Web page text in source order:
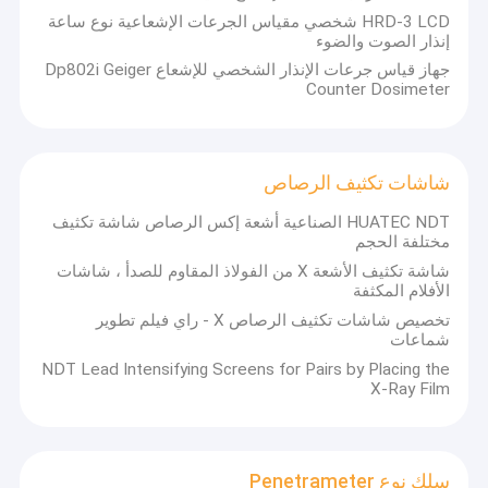
معدات اختبار الجسيمات المغناطيسية
ايدي الحالي معدات الاختبار
أجهزة مراقبة الاشعاع
شاشات تكثيف الرصاص
سلك نوع Penetrameter
قياس سمك الطلاء
HRD-3 LCD شخصي مقياس الجرعات الإشعاعية نوع ساعة
إنذار الصوت والضوء
جهاز قياس جرعات الإنذار الشخصي للإشعاع Dp802i Geiger
Counter Dosimeter
شاشات تكثيف الرصاص
HUATEC NDT الصناعية أشعة إكس الرصاص شاشة تكثيف
مختلفة الحجم
شاشة تكثيف الأشعة X من الفولاذ المقاوم للصدأ ، شاشات
الأفلام المكثفة
تخصيص شاشات تكثيف الرصاص X - راي فيلم تطوير
شماعات
NDT Lead Intensifying Screens for Pairs by Placing the
X-Ray Film
سلك نوع Penetrameter